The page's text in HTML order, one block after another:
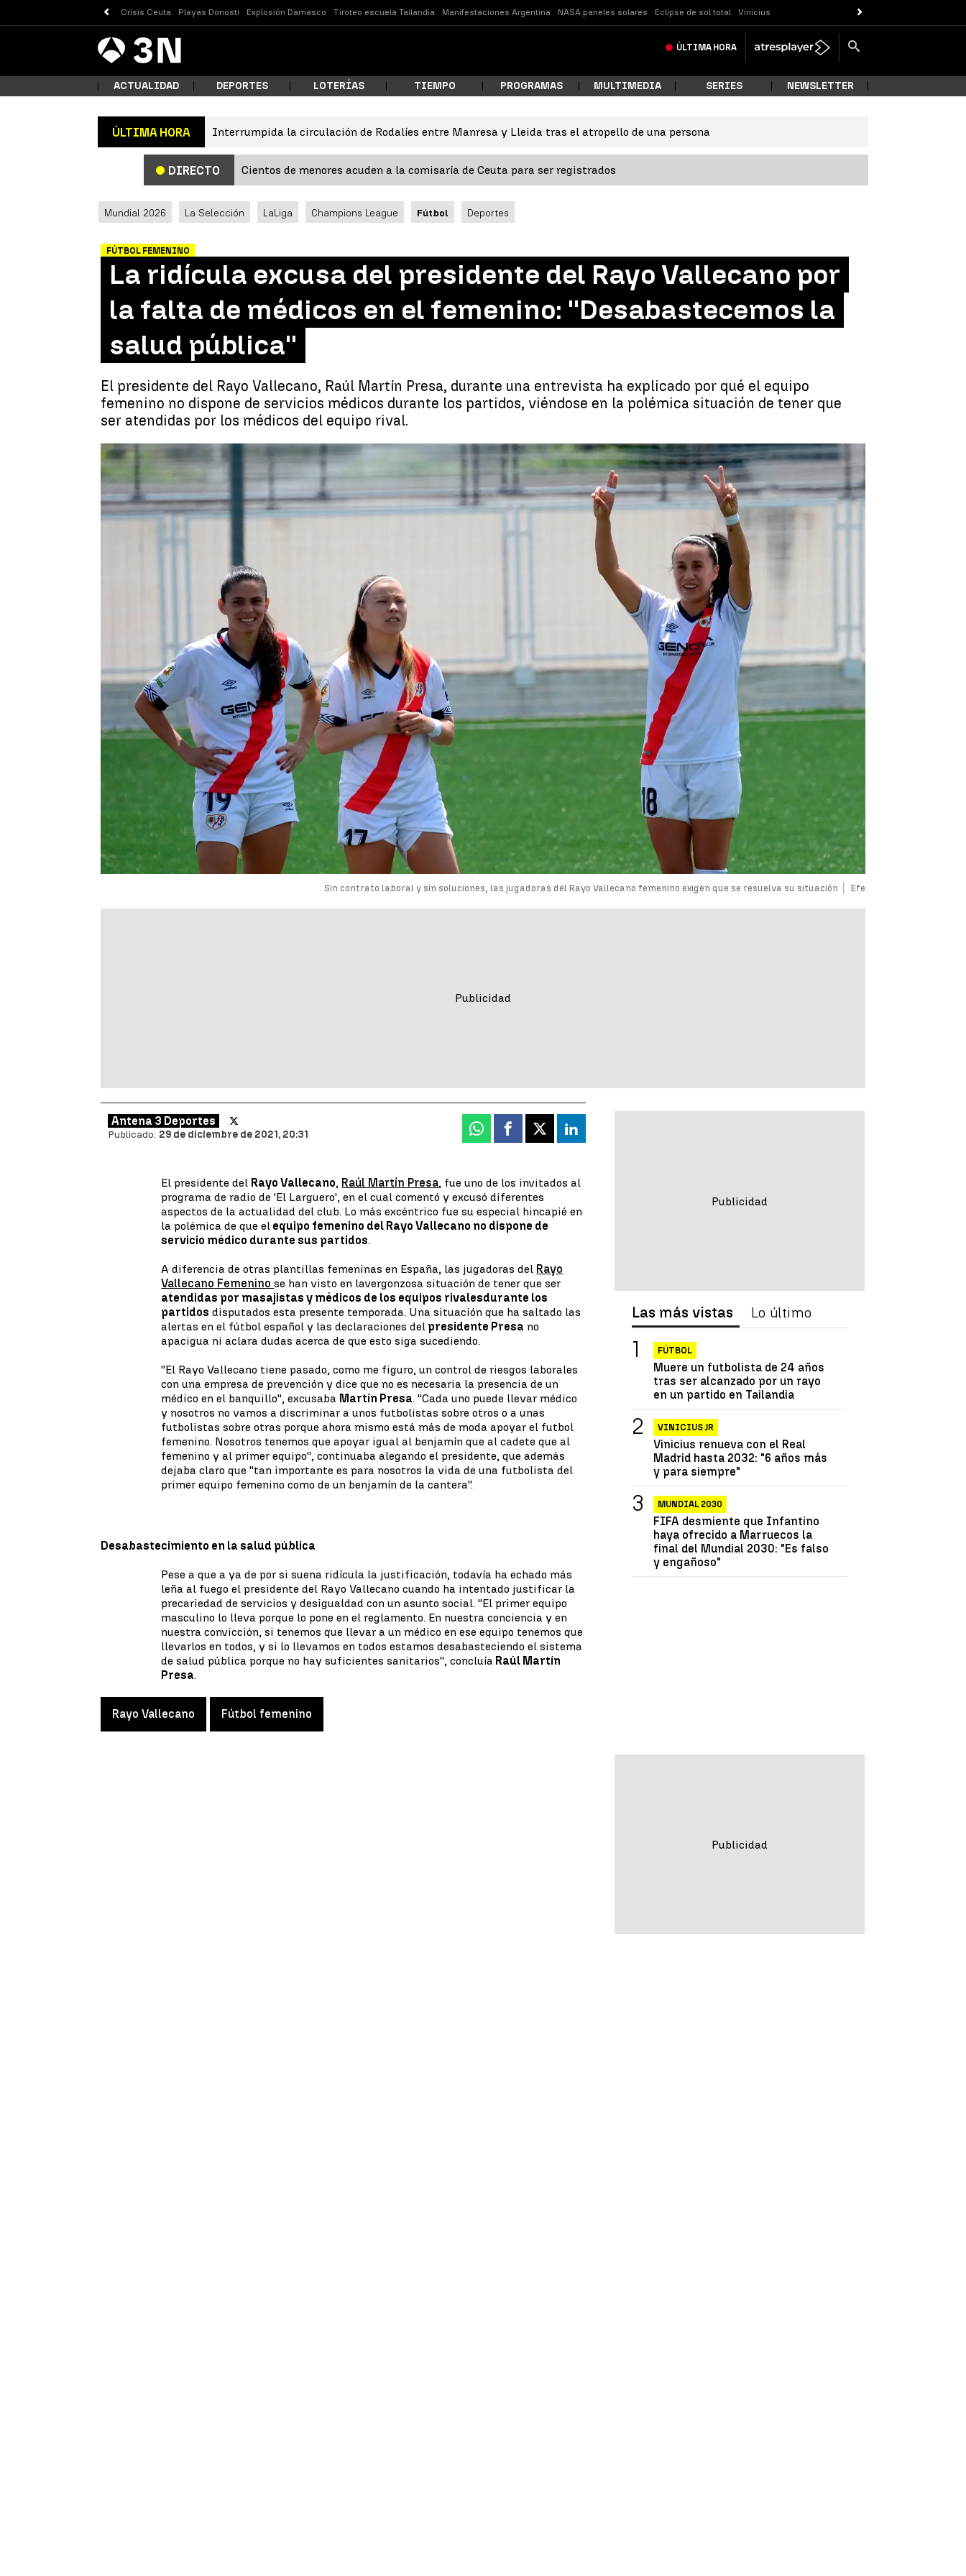
Crisis Ceuta Playas Donosti Explosión Damasco Tiroteo escuela Tailandia Manifestaciones Argentina NASA paneles solares Eclipse de sol total Vinicius
Antena
3 Noticias ÚLTIMA HORA
¿Qué estás buscando?
Buscar
ACTUALIDAD DEPORTES LOTERÍAS TIEMPO PROGRAMAS MULTIMEDIA SERIES NEWSLETTER
ÚLTIMA HORA Interrumpida la circulación de Rodalíes entre Manresa y Lleida tras el atropello de una persona
DIRECTO Cientos de menores acuden a la comisaría de Ceuta para ser registrados
Mundial 2026 La Selección LaLiga Champions League Fútbol Deportes
FÚTBOL FEMENINO
La ridícula excusa del presidente del Rayo Vallecano por
la falta de médicos en el femenino: ''Desabastecemos la
salud pública''
El presidente del Rayo Vallecano, Raúl Martín Presa, durante una entrevista ha explicado por qué el equipo
femenino no dispone de servicios médicos durante los partidos, viéndose en la polémica situación de tener que
ser atendidas por los médicos del equipo rival.
Sin contrato laboral y sin soluciones, las jugadoras del Rayo Vallecano femenino exigen que se resuelva su situación Efe
Antena 3 Deportes
Publicado: 29 de diciembre de 2021, 20:31 Whatsapp
Facebook
X Linkedin
El presidente del Rayo Vallecano, Raúl Martín Presa, fue uno de los invitados al
programa de radio de 'El Larguero', en el cual comentó y excusó diferentes
aspectos de la actualidad del club. Lo más excéntrico fue su especial hincapié en
la polémica de que el equipo femenino del Rayo Vallecano no dispone de
servicio médico durante sus partidos.
A diferencia de otras plantillas femeninas en España, las jugadoras del Rayo
Vallecano Femeninose han visto en lavergonzosa situación de tener que ser
atendidas por masajistas y médicos de los equipos rivalesdurante los
partidos disputados esta presente temporada. Una situación que ha saltado las
alertas en el fútbol español y las declaraciones del presidente Presa no
apacigua ni aclara dudas acerca de que esto siga sucediendo.
''El Rayo Vallecano tiene pasado, como me figuro, un control de riesgos laborales
con una empresa de prevención y dice que no es necesaria la presencia de un
médico en el banquillo'', excusaba Martín Presa. ''Cada uno puede llevar médico
y nosotros no vamos a discriminar a unos futbolistas sobre otros o a unas
futbolistas sobre otras porque ahora mismo está más de moda apoyar el futbol
femenino. Nosotros tenemos que apoyar igual al benjamín que al cadete que al
femenino y al primer equipo'', continuaba alegando el presidente, que además
dejaba claro que ''tan importante es para nosotros la vida de una futbolista del
primer equipo femenino como de un benjamín de la cantera''.
Desabastecimiento en la salud pública
Pese a que a ya de por si suena ridícula la justificación, todavía ha echado más
leña al fuego el presidente del Rayo Vallecano cuando ha intentado justificar la
precariedad de servicios y desigualdad con un asunto social. ''El primer equipo
masculino lo lleva porque lo pone en el reglamento. En nuestra conciencia y en
nuestra convicción, si tenemos que llevar a un médico en ese equipo tenemos que
llevarlos en todos, y si lo llevamos en todos estamos desabasteciendo el sistema
de salud pública porque no hay suficientes sanitarios'', concluía Raúl Martín
Presa.
Rayo Vallecano Fútbol femenino
Las más vistas Lo último
FÚTBOL
Muere un futbolista de 24 años
tras ser alcanzado por un rayo
en un partido en Tailandia
VINICIUS JR
Vinicius renueva con el Real
Madrid hasta 2032: "6 años más
y para siempre"
MUNDIAL 2030
FIFA desmiente que Infantino
haya ofrecido a Marruecos la
final del Mundial 2030: "Es falso
y engañoso"